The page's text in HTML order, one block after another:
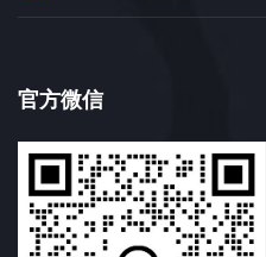
官方微信